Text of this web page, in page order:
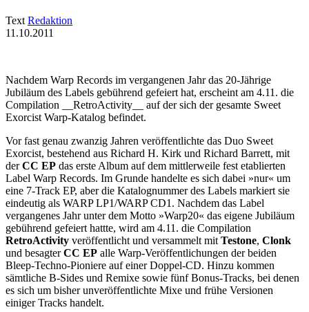
Text Redaktion
11.10.2011
Nachdem Warp Records im vergangenen Jahr das 20-Jährige
Jubiläum des Labels gebührend gefeiert hat, erscheint am 4.11. die
Compilation __RetroActivity__ auf der sich der gesamte Sweet
Exorcist Warp-Katalog befindet.
Vor fast genau zwanzig Jahren veröffentlichte das Duo Sweet
Exorcist, bestehend aus Richard H. Kirk und Richard Barrett, mit
derCC EP das erste Album auf dem mittlerweile fest etablierten
Label Warp Records. Im Grunde handelte es sich dabei »nur« um
eine 7-Track EP, aber die Katalognummer des Labels markiert sie
eindeutig als WARP LP1/WARP CD1. Nachdem das Label
vergangenes Jahr unter dem Motto »Warp20« das eigene Jubiläum
gebührend gefeiert hattte, wird am 4.11. die Compilation
RetroActivity veröffentlicht und versammelt mit Testone, Clonk
und besagterCC EP alle Warp-Veröffentlichungen der beiden
Bleep-Techno-Pioniere auf einer Doppel-CD. Hinzu kommen
sämtliche B-Sides und Remixe sowie fünf Bonus-Tracks, bei denen
es sich um bisher unveröffentlichte Mixe und frühe Versionen
einiger Tracks handelt.